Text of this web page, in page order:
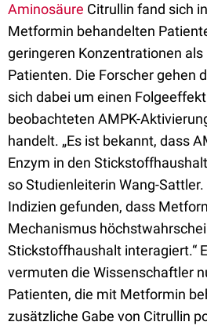
Aminosäure Citrullin fand sich
Metformin behandelten
geringeren Konzentrationen
Patienten. Die Forscher gehen
sich dabei um einen
beobachteten AMPK-
handelt. „Es ist bekannt, dass
Enzym in den
so Studienleiterin Wang-
Indizien gefunden, dass
Mechanismus
Stickstoffhaushalt interagiert.“
vermuten die Wissenschaftler
Patienten, die mit Metformin
zusätzliche Gabe von Citrullin